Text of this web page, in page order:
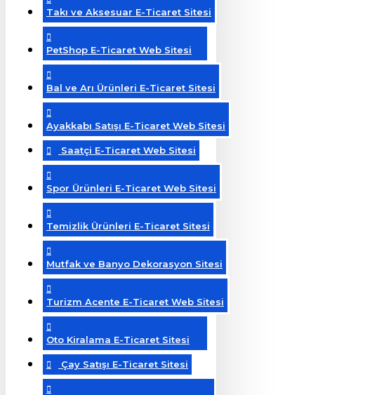
Takı ve Aksesuar E-Ticaret Sitesi
PetShop E-Ticaret Web Sitesi
Bal ve Arı Ürünleri E-Ticaret Sitesi
Ayakkabı Satışı E-Ticaret Web Sitesi
Saatçi E-Ticaret Web Sitesi
Spor Ürünleri E-Ticaret Web Sitesi
Temizlik Ürünleri E-Ticaret Sitesi
Mutfak ve Banyo Dekorasyon Sitesi
Turizm Acente E-Ticaret Web Sitesi
Oto Kiralama E-Ticaret Sitesi
Çay Satışı E-Ticaret Sitesi